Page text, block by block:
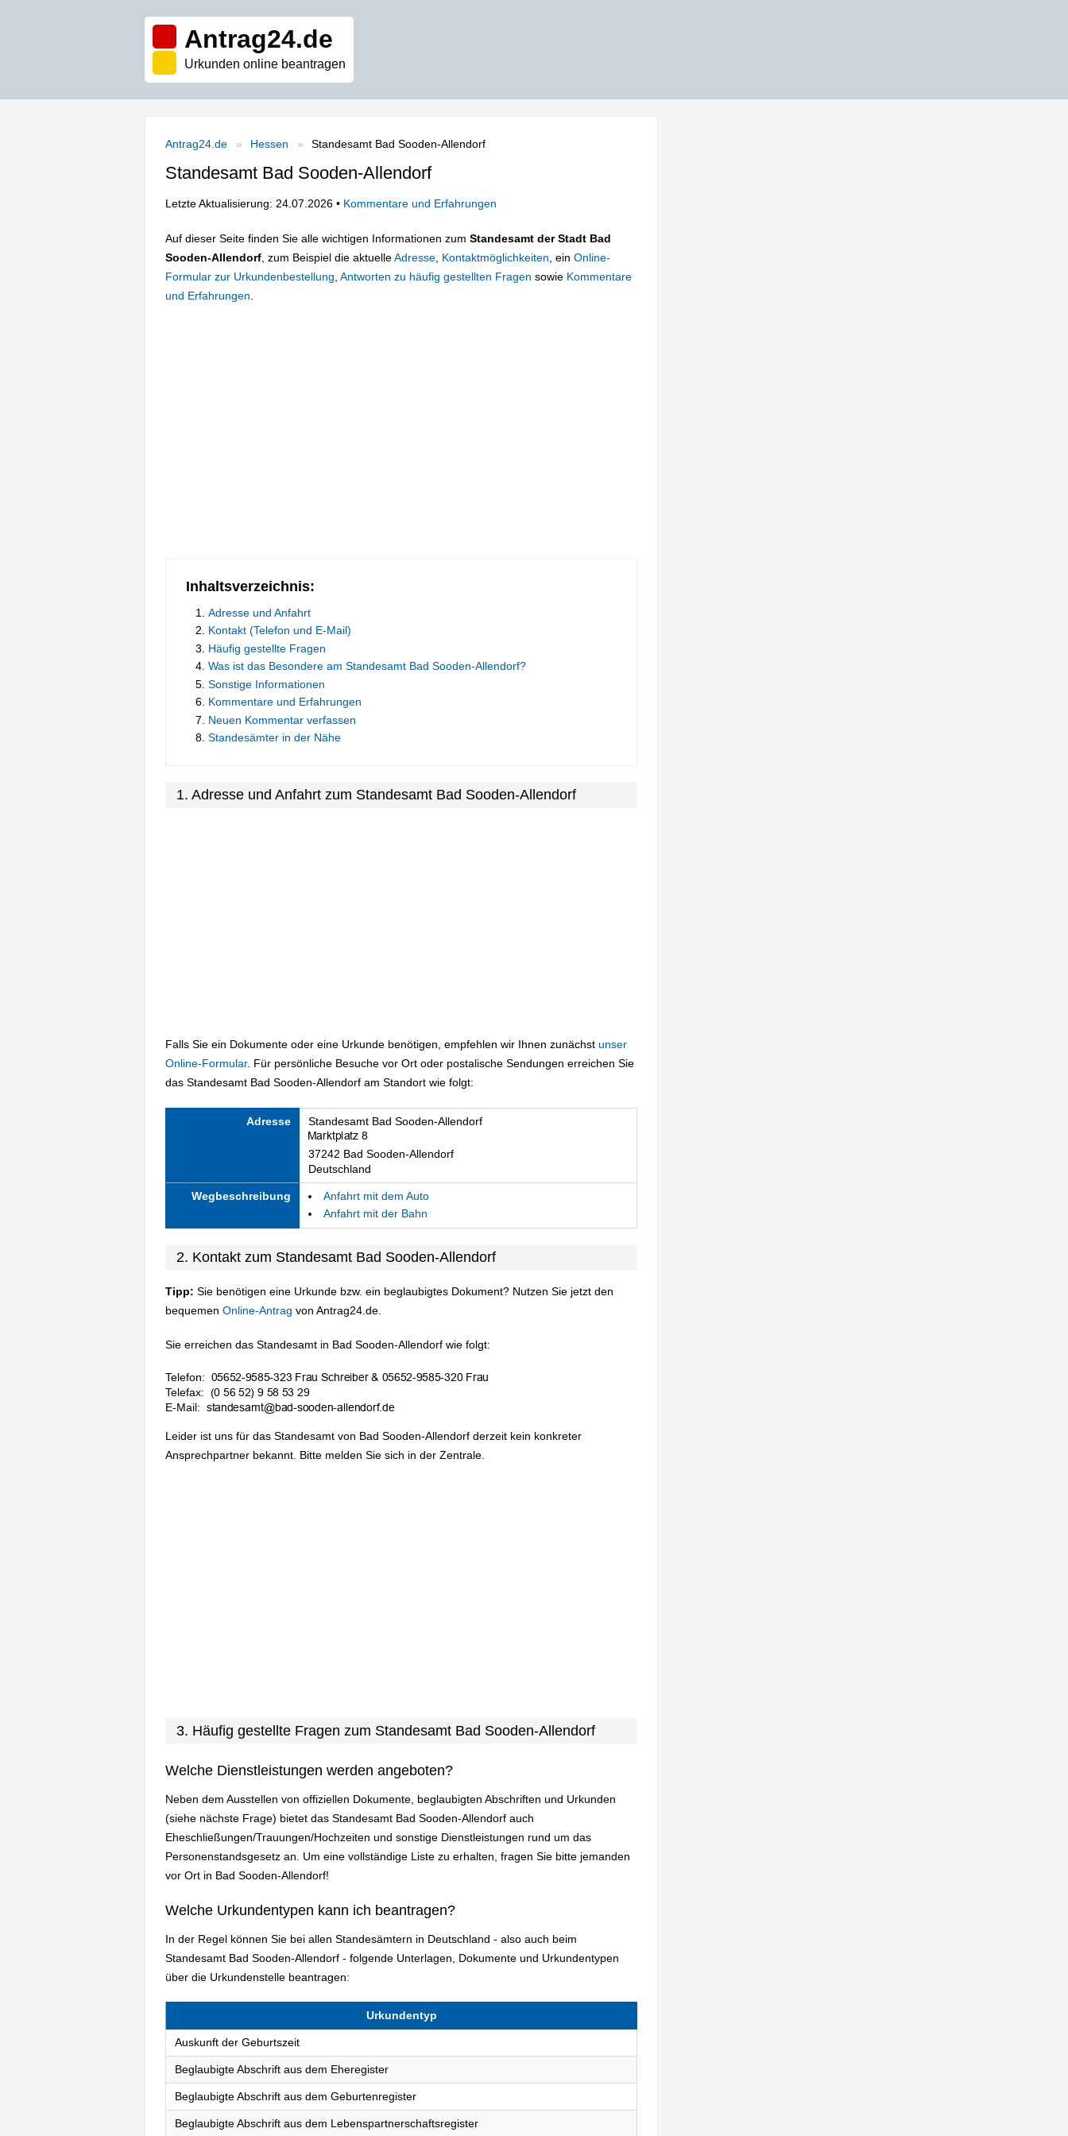
Antrag24.de
Urkunden online beantragen
Antrag24.de Hessen Standesamt Bad Sooden-Allendorf
Standesamt Bad Sooden-Allendorf
Letzte Aktualisierung: 24.07.2026 • Kommentare und Erfahrungen
Auf dieser Seite finden Sie alle wichtigen Informationen zum Standesamt der Stadt Bad
Sooden-Allendorf , zum Beispiel die aktuelleAdresse Kontaktmöglichkeiten , ein Online-
Formular zur Urkundenbestellung Antworten zu häufig gestellten Fragen sowie Kommentare
und Erfahrungen
Inhaltsverzeichnis:
Adresse und Anfahrt
Kontakt (Telefon und E-Mail)
Häufig gestellte Fragen
Was ist das Besondere am Standesamt Bad Sooden-Allendorf?
Sonstige Informationen
Kommentare und Erfahrungen
Neuen Kommentar verfassen
Standesämter in der Nähe
1. Adresse und Anfahrt zum Standesamt Bad Sooden-Allendorf
Falls Sie ein Dokumente oder eine Urkunde benötigen, empfehlen wir Ihnen zunächst unser
Online-Formular. Für persönliche Besuche vor Ort oder postalische Sendungen erreichen Sie
das Standesamt Bad Sooden-Allendorf am Standort wie folgt:
Adresse Standesamt Bad Sooden-Allendorf
37242 Bad Sooden-Allendorf
Deutschland
Wegbeschreibung
Anfahrt mit dem Auto
Anfahrt mit der Bahn
2. Kontakt zum Standesamt Bad Sooden-Allendorf
Tipp: Sie benötigen eine Urkunde bzw. ein beglaubigtes Dokument? Nutzen Sie jetzt den
bequemen Online-Antrag von Antrag24.de.
Sie erreichen das Standesamt in Bad Sooden-Allendorf wie folgt:
Telefon:
Telefax:
E-Mail:
Leider ist uns für das Standesamt von Bad Sooden-Allendorf derzeit kein konkreter
Ansprechpartner bekannt. Bitte melden Sie sich in der Zentrale.
3. Häufig gestellte Fragen zum Standesamt Bad Sooden-Allendorf
Welche Dienstleistungen werden angeboten?
Neben dem Ausstellen von offiziellen Dokumente, beglaubigten Abschriften und Urkunden
(siehe nächste Frage) bietet das Standesamt Bad Sooden-Allendorf auch
Eheschließungen/Trauungen/Hochzeiten und sonstige Dienstleistungen rund um das
Personenstandsgesetz an. Um eine vollständige Liste zu erhalten, fragen Sie bitte jemanden
vor Ort in Bad Sooden-Allendorf!
Welche Urkundentypen kann ich beantragen?
In der Regel können Sie bei allen Standesämtern in Deutschland - also auch beim
Standesamt Bad Sooden-Allendorf - folgende Unterlagen, Dokumente und Urkundentypen
über die Urkundenstelle beantragen:
Urkundentyp
Auskunft der Geburtszeit
Beglaubigte Abschrift aus dem Eheregister
Beglaubigte Abschrift aus dem Geburtenregister
Beglaubigte Abschrift aus dem Lebenspartnerschaftsregister